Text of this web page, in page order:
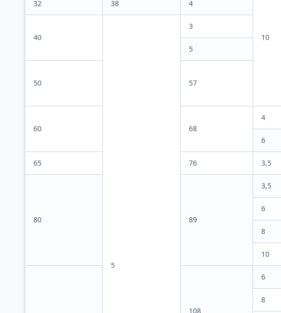
10
32 38 4
40
5
3
5
50 57
60 68
4
6
65 76 3,5
80 89
3,5
6
8
10
108
6
8